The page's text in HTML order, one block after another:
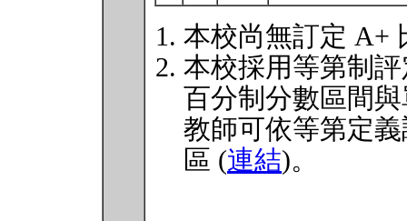
本校尚無訂定 A+
本校採用等第制
百分制分數區間
教師可依等第定
區 (連結)。